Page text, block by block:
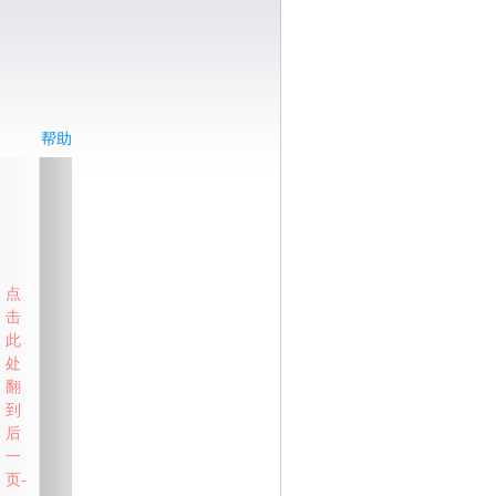
帮助
点
击
此
处
翻
到
后
一
页-